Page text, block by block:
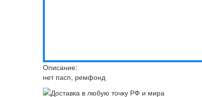
Описание:
нет пасп, ремфонд